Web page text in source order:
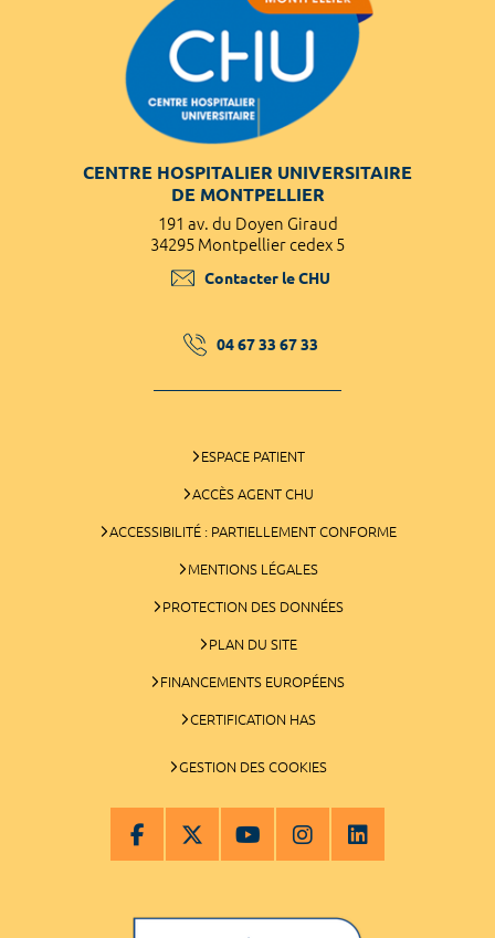
CENTRE HOSPITALIER UNIVERSITAIRE
DE MONTPELLIER
191 av. du Doyen Giraud
34295 Montpellier cedex 5
Contacter le CHU
04 67 33 67 33
ESPACE PATIENT
ACCÈS AGENT CHU
ACCESSIBILITÉ : PARTIELLEMENT CONFORME
MENTIONS LÉGALES
PROTECTION DES DONNÉES
PLAN DU SITE
FINANCEMENTS EUROPÉENS
CERTIFICATION HAS
GESTION DES COOKIES